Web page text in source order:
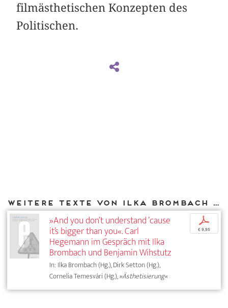
filmästhetischen Konzepten des
Politischen.
Weitere Texte von Ilka Brombach bei DIAPHANES
»And you don’t understand ’cause
it’s bigger than you«. Carl
Hegemann im Gespräch mit Ilka
Brombach und Benjamin Wihstutz
In: Ilka Brombach (Hg.), Dirk Setton (Hg.),
Cornelia Temesvári (Hg.),»Ästhetisierung«
p
€ 9,95